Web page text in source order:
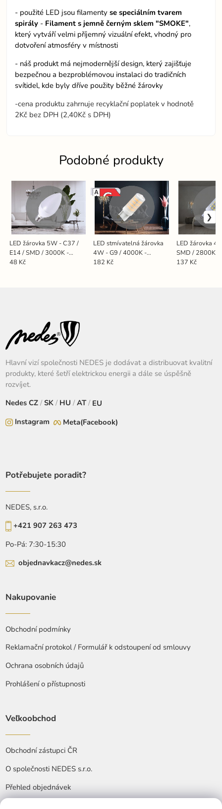
- použité LED jsou filamentyse speciálním tvarem
spirály - Filament s jemně černým sklem "SMOKE",
který vytváří velmi příjemný vizuální efekt, vhodný pro
dotvoření atmosféry v místnosti
- náš produkt má nejmodernější design, který zajišťuje
bezpečnou a bezproblémovou instalaci do tradičních
svítidel, kde byly dříve použity běžné žárovky
-cena produktu zahrnuje recyklační poplatek v hodnotě
2Kč bez DPH (2,40Kč s DPH)
Podobné produkty
LED žárovka 5W - C37 /
E14 / SMD / 3000K -
ZLS712
48 Kč
LED stmívatelná žárovka
4W - G9 / 4000K -
ZLS624CD
Stmívatelná
182 Kč
LED žárovka
SMD / 2800K -
137 Kč
Hlavní vizí společnosti NEDES je dodávat a distribuovat kvalitní
produkty, které šetří elektrickou energii a dále se úspěšně
rozvíjet.
NedesCZ/SK/HU /AT/ EU
Instagram
Meta(Facebook)
Potřebujete poradit?
NEDES, s.r.o.
+421 907 263 473
Po-Pá: 7:30-15:30
objednavkacz@nedes.sk
Nakupovanie
Obchodní podmínky
Reklamační protokol / Formulář k odstoupení od smlouvy
Ochrana osobních údajů
Prohlášení o přístupnosti
Veľkoobchod
Obchodní zástupci ČR
O společnosti NEDES s.r.o.
Přehled objednávek